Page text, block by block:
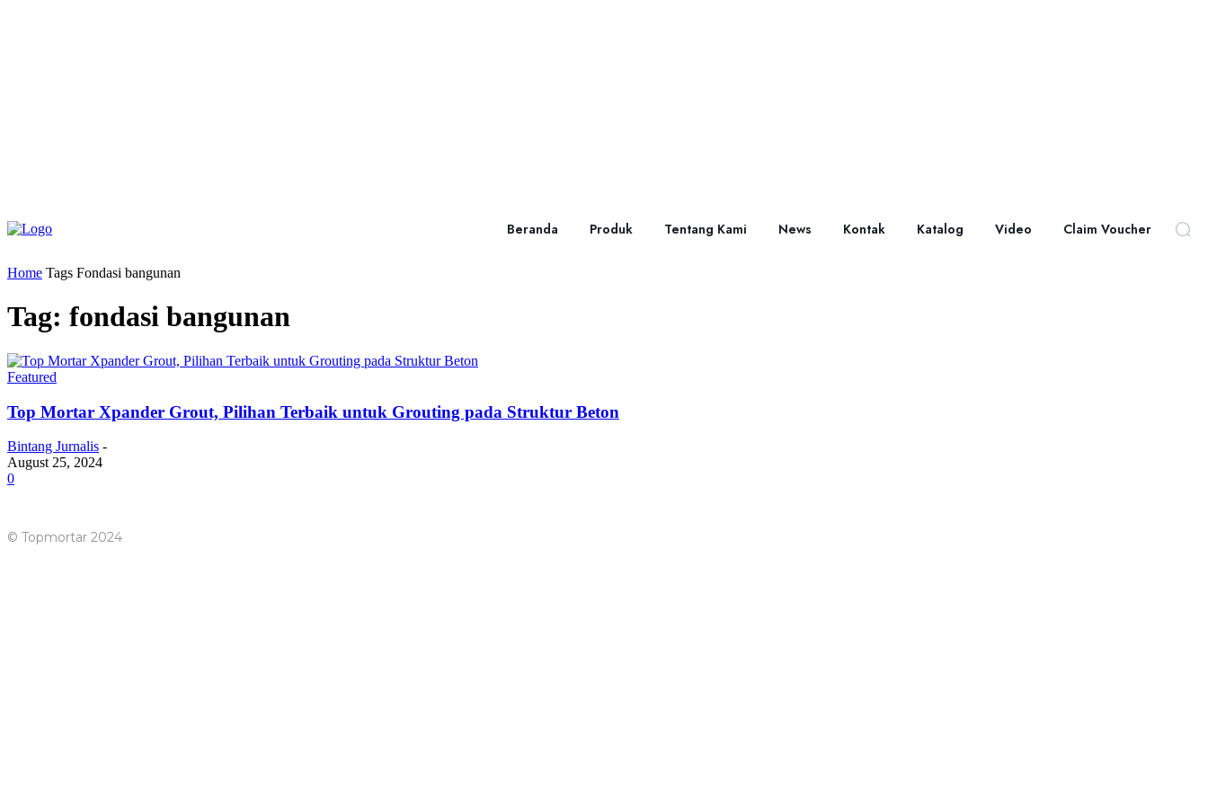
Beranda Produk Tentang Kami News Kontak Katalog Video Claim Voucher
Home Tags Fondasi bangunan
Tag: fondasi bangunan
Featured
Top Mortar Xpander Grout, Pilihan Terbaik untuk Grouting pada Struktur Beton
Bintang Jurnalis -
August 25, 2024
0
© Topmortar 2024